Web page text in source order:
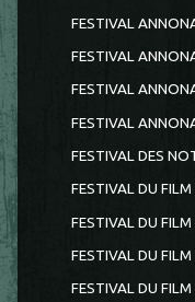
FESTIVAL
FESTIVAL
FESTIVAL
FESTIVAL
FESTIVAL DES
FESTIVAL DU
FESTIVAL DU
FESTIVAL DU
FESTIVAL DU